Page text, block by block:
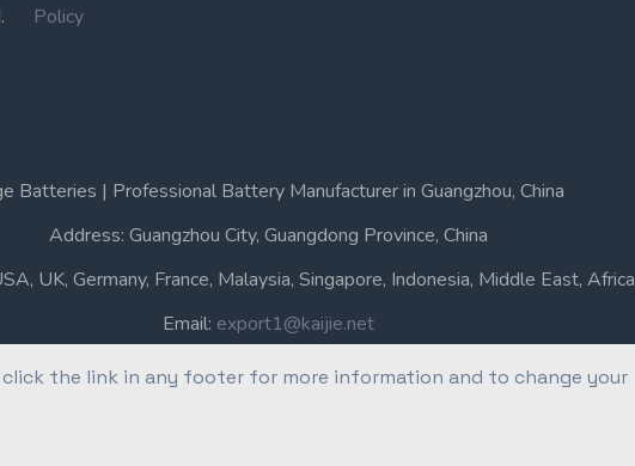
click the link in any footer for more information and to change your
Policy
Batteries | Professional Battery Manufacturer in Guangzhou, China
Address: Guangzhou City, Guangdong Province, China
UK, Germany, France, Malaysia, Singapore, Indonesia, Middle East, Africa
Email: export1@kaijie.net
Phone: +86-20-6631 3366